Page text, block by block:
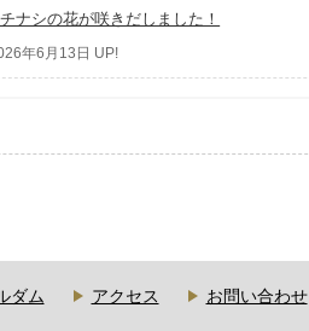
ナシの花が咲きだしました！
年6月13日 UP!
ダム アクセス お問い合わせ